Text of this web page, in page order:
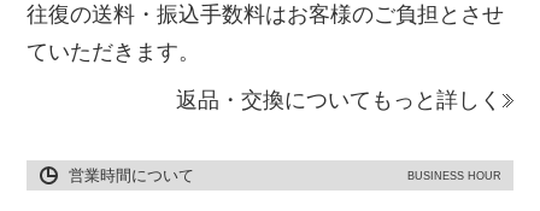
往復の送料・振込手数料はお客様のご負担とさせ
ていただきます。
返品・交換についてもっと詳しく
営業時間について BUSINESS HOUR